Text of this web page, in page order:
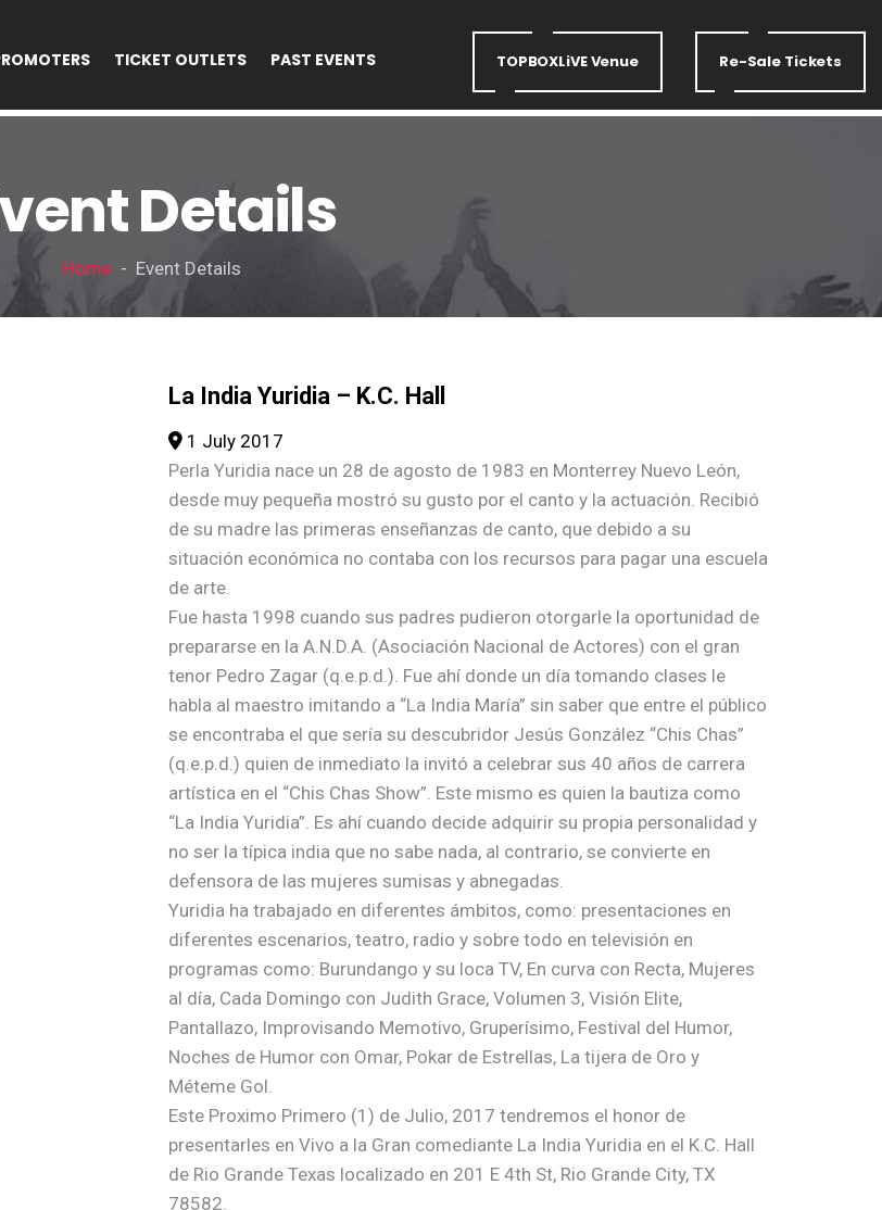
TICKET OUTLETS PAST EVENTS TOPBOXLiVE Venue Re-Sale Tickets
Details
Home- Event Details
La India Yuridia – K.C. Hall
1 July 2017
Perla Yuridia nace un 28 de agosto de 1983 en Monterrey Nuevo León,
desde muy pequeña mostró su gusto por el canto y la actuación. Recibió
de su madre las primeras enseñanzas de canto, que debido a su
situación económica no contaba con los recursos para pagar una escuela
de arte.
Fue hasta 1998 cuando sus padres pudieron otorgarle la oportunidad de
prepararse en la A.N.D.A. (Asociación Nacional de Actores) con el gran
tenor Pedro Zagar (q.e.p.d.). Fue ahí donde un día tomando clases le
habla al maestro imitando a “La India María” sin saber que entre el público
se encontraba el que sería su descubridor Jesús González “Chis Chas”
(q.e.p.d.) quien de inmediato la invitó a celebrar sus 40 años de carrera
artística en el “Chis Chas Show”. Este mismo es quien la bautiza como
“La India Yuridia”. Es ahí cuando decide adquirir su propia personalidad y
no ser la típica india que no sabe nada, al contrario, se convierte en
defensora de las mujeres sumisas y abnegadas.
Yuridia ha trabajado en diferentes ámbitos, como: presentaciones en
diferentes escenarios, teatro, radio y sobre todo en televisión en
programas como: Burundango y su loca TV, En curva con Recta, Mujeres
al día, Cada Domingo con Judith Grace, Volumen 3, Visión Elite,
Pantallazo, Improvisando Memotivo, Gruperísimo, Festival del Humor,
Noches de Humor con Omar, Pokar de Estrellas, La tijera de Oro y
Méteme Gol.
Este Proximo Primero (1) de Julio, 2017 tendremos el honor de
presentarles en Vivo a la Gran comediante La India Yuridia en el K.C. Hall
de Rio Grande Texas localizado en 201 E 4th St, Rio Grande City, TX
78582.